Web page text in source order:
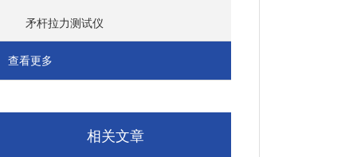
矛杆拉力测试仪
查看更多
相关文章